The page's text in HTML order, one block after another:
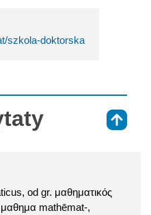
szkola-doktorska
od gr. μαθηματικός
mathēmat-,